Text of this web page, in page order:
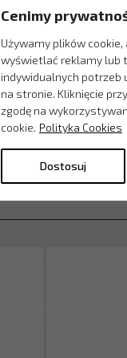
Cenimy
Używamy plików
wyświetlać reklamy lub
indywidualnych potrzeb
na stronie. Kliknięcie
zgodę na
cookie. Polityka Cookies
Dostosuj